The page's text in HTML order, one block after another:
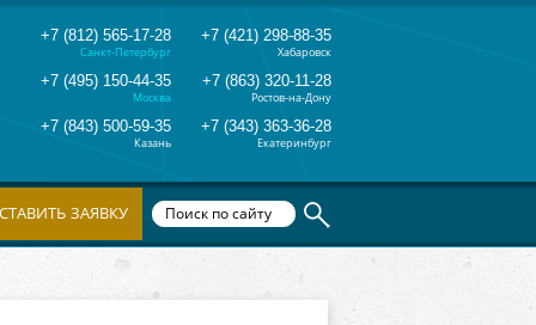
+7 (812) 565-17-28
Санкт-Петербург
+7 (421) 298-88-35
Хабаровск
+7 (495) 150-44-35
Москва
+7 (863) 320-11-28
Ростов-на-Дону
+7 (843) 500-59-35
Казань
+7 (343) 363-36-28
Екатеринбург
ЗАЯВКУ